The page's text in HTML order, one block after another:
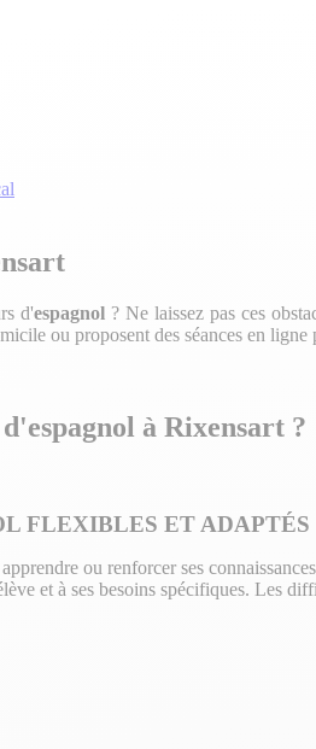
d'espagnol ? Ne laissez pas ces
ou proposent des séances en
à Rixensart ?
FLEXIBLES ET ADAPTÉS
ou renforcer ses
et à ses besoins spécifiques. Les